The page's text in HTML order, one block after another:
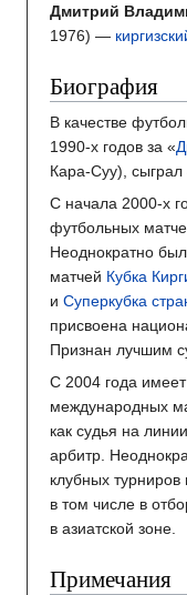
Дмитрий
1976) —
Биография
В качестве
1990-х годов за «
Кара-Суу), сыграл
С начала 2000-х
футбольных
Неоднократно
матчей Кубка
и Суперкубка
присвоена
Признан лучшим
С 2004 года
международных
как судья на
арбитр.
клубных
в том числе в
в азиатской зоне.
Примечания